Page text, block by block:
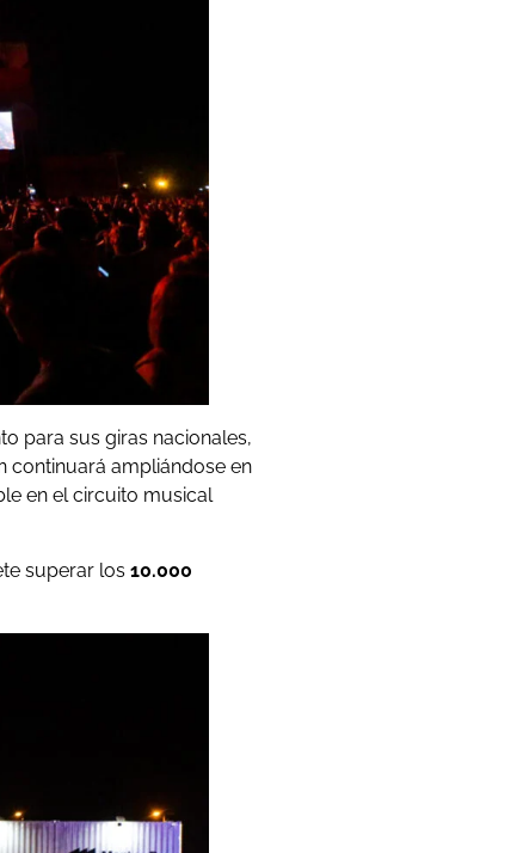
para sus giras nacionales,
continuará ampliándose en
en el circuito musical
superar los 10.000